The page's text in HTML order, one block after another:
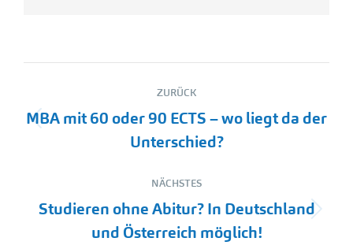
Kommentarnavigation
ZURÜCK
Vorheriger
Beitrag:
MBA mit 60 oder 90 ECTS – wo liegt da der
Unterschied?
NÄCHSTES
Nächster
Beitrag:
Studieren ohne Abitur? In Deutschland
und Österreich möglich!